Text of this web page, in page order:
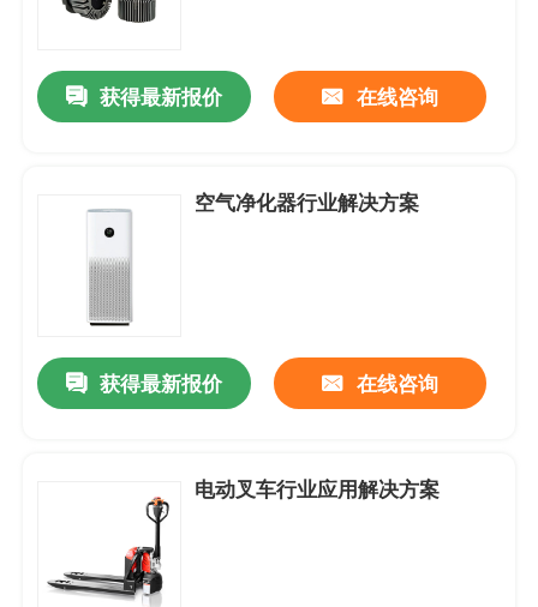
获得最新报价 在线咨询
空气净化器行业解决方案
获得最新报价 在线咨询
电动叉车行业应用解决方案